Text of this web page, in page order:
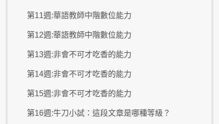
第11週:華語教師中階數位能力
第12週:華語教師中階數位能力
第13週:非會不可才吃香的能力
第14週:非會不可才吃香的能力
第15週:非會不可才吃香的能力
第16週:牛刀小試：這段文章是哪種等級？